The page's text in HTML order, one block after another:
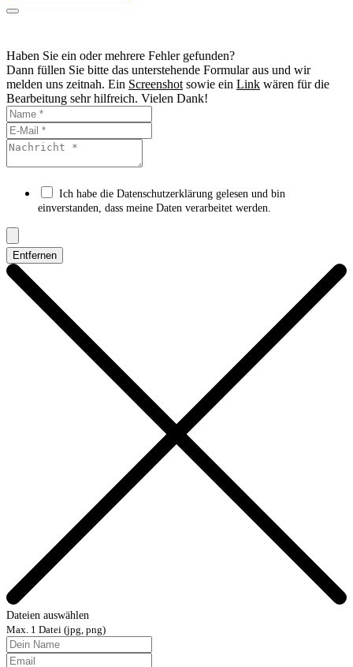
Haben Sie ein oder mehrere Fehler gefunden?
Dann füllen Sie bitte das unterstehende Formular aus und wir
melden uns zeitnah. Ein Screenshot sowie ein Link wären für die
Bearbeitung sehr hilfreich. Vielen Dank!
Ich habe die Datenschutzerklärung gelesen und bin
einverstanden, dass meine Daten verarbeitet werden.
Entfernen
Dateien auswählen
Max. 1 Datei (jpg, png)